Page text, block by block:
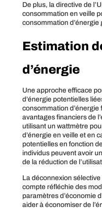
De plus, la directive de
consommation en veille
consommation d’énergie
Estimation
d’énergie
Une approche efficace
d’énergie potentielles
consommation
avantages financiers de
utilisant un wattmètre
d’énergie en veille et en
potentielles en fonction
individus peuvent avoir
de la réduction de
La déconnexion
compte réfléchie des
paramètres d’économie
aider à économiser de